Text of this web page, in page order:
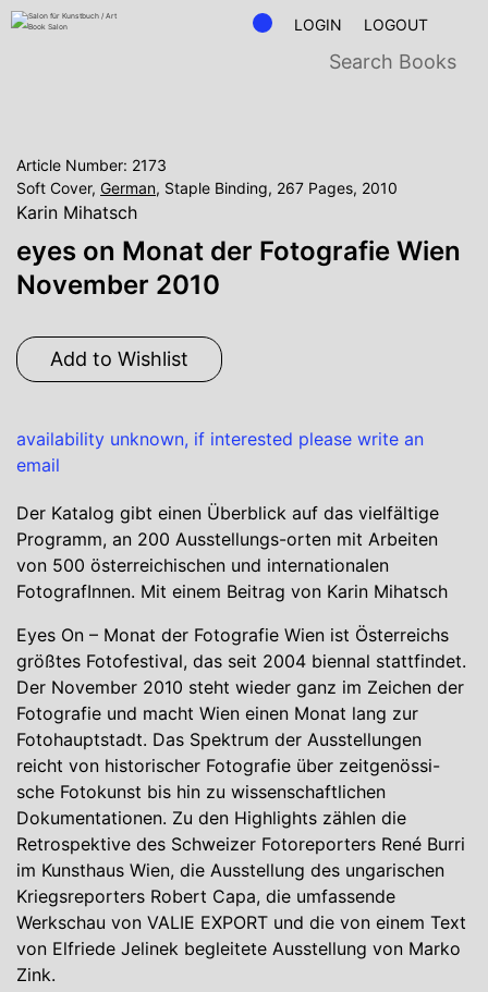
LOGIN LOGOUT
Article Number: 2173
Soft Cover, German, Staple Binding, 267 Pages, 2010
Karin Mihatsch
eyes on Monat der Fotografie Wien
November 2010
Add to Wishlist
availability unknown, if interested please write an
email
Der Katalog gibt einen Überblick auf das vielfältige
Programm, an 200 Ausstellungs-orten mit Arbeiten
von 500 österreichischen und internationalen
FotografInnen. Mit einem Beitrag von Karin Mihatsch
Eyes On – Monat der Fotografie Wien ist Österreichs
größtes Fotofestival, das seit 2004 biennal stattfindet.
Der November 2010 steht wieder ganz im Zeichen der
Fotografie und macht Wien einen Monat lang zur
Fotohauptstadt. Das Spektrum der Ausstellungen
reicht von historischer Fotografie über zeitgenössi-
sche Fotokunst bis hin zu wissenschaftlichen
Dokumentationen. Zu den Highlights zählen die
Retrospektive des Schweizer Fotoreporters René Burri
im Kunsthaus Wien, die Ausstellung des ungarischen
Kriegsreporters Robert Capa, die umfassende
Werkschau von VALIE EXPORT und die von einem Text
von Elfriede Jelinek begleitete Ausstellung von Marko
Zink.